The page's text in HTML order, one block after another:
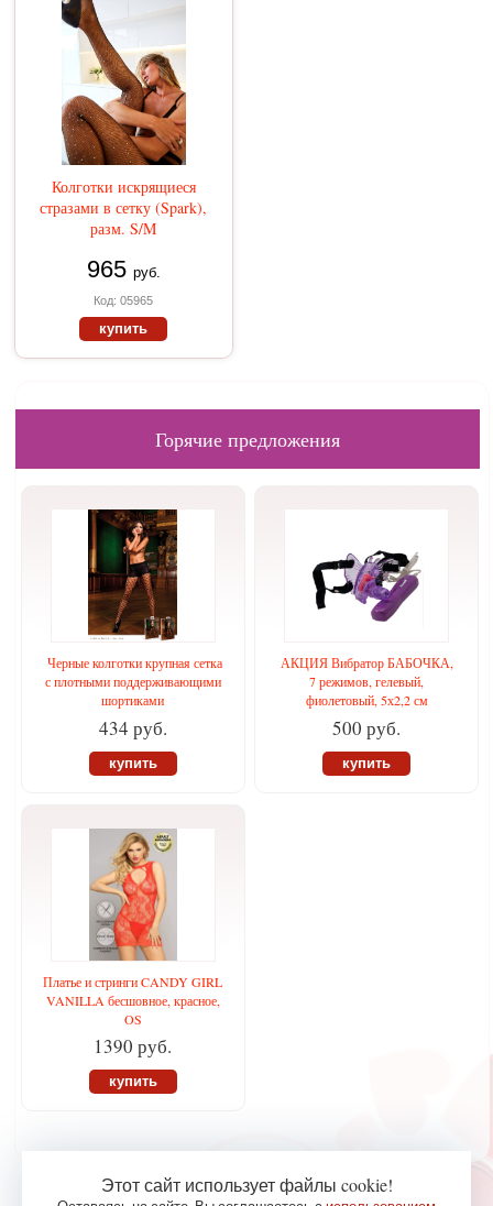
Колготки искрящиеся
стразами в сетку (Spark),
разм. S/M
965 руб.
Код: 05965
купить
Горячие предложения
Черные колготки крупная сетка
с плотными поддерживающими
шортиками
434 руб.
купить
АКЦИЯ Вибратор БАБОЧКА,
7 режимов, гелевый,
фиолетовый, 5х2,2 см
500 руб.
купить
Платье и стринги CANDY GIRL
VANILLA бесшовное, красное,
OS
1390 руб.
купить
Этот сайт использует файлы cookie!